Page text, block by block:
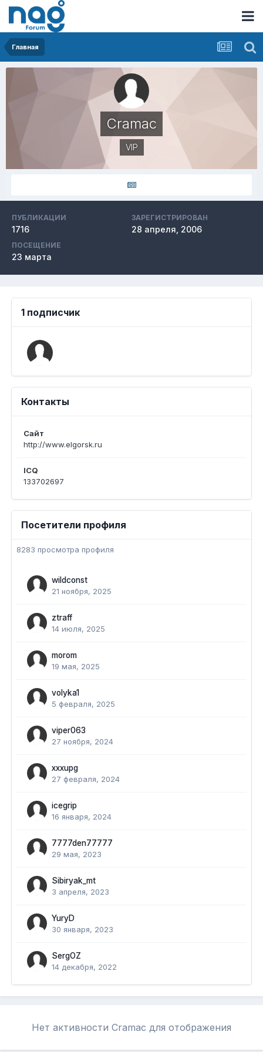
Главная
Cramac
VIP
ПУБЛИКАЦИИ
1716
ЗАРЕГИСТРИРОВАН
28 апреля, 2006
ПОСЕЩЕНИЕ
23 марта
1 подписчик
Контакты
Сайт
http://www.elgorsk.ru
ICQ
133702697
Посетители профиля
8283 просмотра профиля
wildconst
21 ноября, 2025
ztraff
14 июля, 2025
morom
19 мая, 2025
volyka1
5 февраля, 2025
viper063
27 ноября, 2024
xxxupg
27 февраля, 2024
icegrip
16 января, 2024
7777den77777
29 мая, 2023
Sibiryak_mt
3 апреля, 2023
YuryD
30 января, 2023
SergOZ
14 декабря, 2022
Нет активности Cramac для отображения